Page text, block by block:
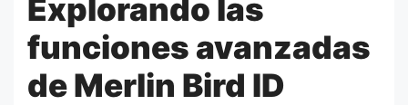
Explorando las
funciones avanzadas
de Merlin Bird ID